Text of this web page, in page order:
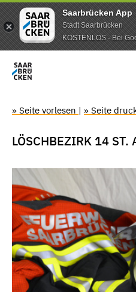
Saarbrücken App
Stadt Saarbrücken
KOSTENLOS - Bei
» Seite vorlesen | » Seite
LÖSCHBEZIRK 14 ST.